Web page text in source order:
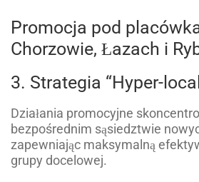
Promocja pod
Chorzowie, Łazach i
3. Strategia “Hyper-
Działania promocyjne
bezpośrednim sąsiedztwie
zapewniając maksymalną
grupy docelowej.